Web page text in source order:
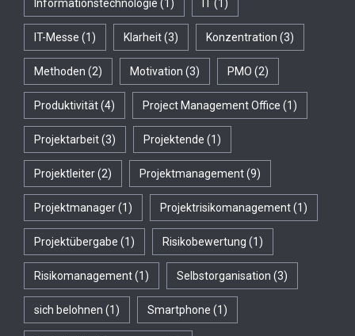
Informationstechnologie (1) IT(1)
IT-Messe (1) Klarheit(3) Konzentration (3)
Methoden (2) Motivation (3) PMO (2)
Produktivität(4) Project Management Office (1)
Projektarbeit(3) Projektende (1)
Projektleiter(2) Projektmanagement(9)
Projektmanager(1) Projektrisikomanagement(1)
Projektübergabe (1) Risikobewertung (1)
Risikomanagement(1) Selbstorganisation (3)
sich belohnen (1) Smartphone (1)